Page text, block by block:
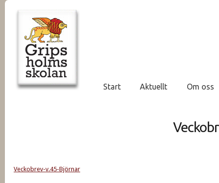
Start Aktuellt Om oss
Veckobrev-v.45-Björnar